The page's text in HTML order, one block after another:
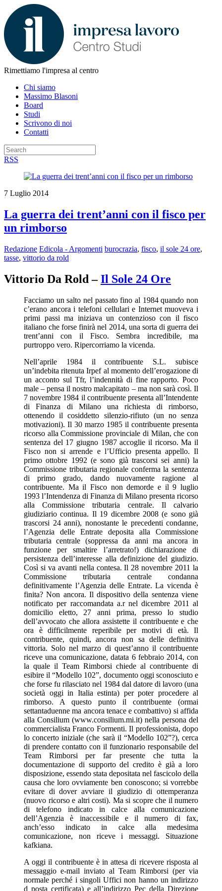
Rimettiamo l'impresa al centro
Chi siamo
Massimo Blasoni
Board
Studi
Scrivono di noi
Contatti
RSS
7 Luglio 2014
La guerra dei trent’anni con il fisco per
un rimborso
Redazione Edicola - Argomenti burocrazia, fisco, il sole 24 ore,
tasse, vittorio da rold
Vittorio Da Rold –Il Sole 24 Ore
Facciamo un salto nel passato fino al 1984 quando non
c’erano ancora i telefoni cellulari e Internet muoveva i
primi passi ma iniziava un contenzioso con il fisco
italiano che forse finirà nel 2014, una sorta di guerra dei
trent’anni con il Fisco. Sembra incredibile, ma
purtroppo vero. Ripercorriamo la vicenda.
Nell’aprile 1984 il contribuente S.L. subisce
un’indebita ritenuta Irpef al momento dell’erogazione di
un acconto sul Tfr, l’indennità di fine rapporto. Poco
male – pensa il nostro malcapitato – ma non sarà così. Il
7 novembre 1984 il contribuente presenta all’Intendente
di Finanza di Milano una richiesta di rimborso,
ottenendo il cosiddetto silenzio-rifiuto (un no senza
motivazioni). Il 30 marzo 1985 il contribuente presenta
ricorso alla Commissione provinciale di Milan, che con
sentenza del 17 giugno 1987 accoglie il ricorso. Ma il
Fisco non si arrende e l’Ufficio presenta appello. Il
primo ottobre 1992 (e sono già trascorsi sei anni) la
Commissione tributaria regionale conferma la sentenza
di primo grado, dando nuovamente ragione al
contribuente. Ma il Fisco non demorde e il 9 luglio
1993 l’Intendenza di Finanza di Milano presenta ricorso
alla Commissione tributaria centrale. Il calvario
giudiziario continua. Il 19 dicembre 2008 (e sono già
trascorsi 24 anni), nonostante le precedenti condanne,
l’Agenzia delle Entrate deposita alla Commissione
tributaria centrale (soppressa da anni ma ancora in
funzione per smaltire l’arretrato!) dichiarazione di
persistenza dell’interesse alla definizione del giudizio.
Così si va avanti nella contesa. Il 28 novembre 2011 la
Commissione tributaria centrale condanna
definitivamente l’Agenzia delle Entrate. La vicenda è
finita? Non ancora. Il dispositivo della sentenza viene
notificato per raccomandata a.r nel dicembre 2011 al
domicilio eletto, 27 anni prima, presso lo studio
dell’avvocato che allora assistette il contribuente e che
ora è difficilmente reperibile per motivi di età. Il
contribuente, quindi, ancora non sa delle definitiva
vittoria. Solo nel marzo di quest’anno il contribuente
riceve una comunicazione, datata 6 febbraio 2014, con
la quale il Team Rimborsi chiede al contribuente di
esibire il “Modello 102”, documento oggi sconosciuto e
che forse fu rilasciato nel 1984 dal datore di lavoro (una
società oggi in Italia estinta) per poter procedere al
rimborso. A questo punto il contribuente (ormai
settantaduenne ma ancora tenace e combattivo) si affida
alla Consilium (www.consilium.mi.it) nella persona del
commercialista Franco Formenti. Il professionista, dopo
lo concerto iniziale (che sarà il “Modello 102”?), cerca
di prendere contatto con il funzionario responsabile del
Team Rimborsi per far presente che tutta la
documentazione di supporto del credito è già a loro
disposizione, essendo stata depositata nel fascicolo della
causa che loro ovviamente ben conoscono; si vorrebbe
evitare di dover avviare il giudizio di ottemperanza
(nuovo ricorso e altri costi). Ma si scopre che il numero
di telefono indicato in calce alla comunicazione
dell’Agenzia è inaccessibile e il numero di fax,
anch’esso indicato in calce alla medesima
comunicazione, non riceve i messaggi. Situazione
kafkiana.
A oggi il contribuente è in attesa di ricevere risposta al
messaggio e-mail inviato al Team Rimborsi (per via
normale perché i singoli Uffici non hanno un indirizzo
d posta certificata) e all’indirizzo Pec della Direzione